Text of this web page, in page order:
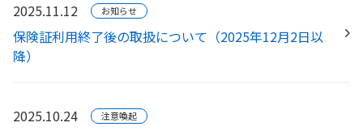
2025.11.12 お知らせ
保険証利用終了後の取扱について（2025年12月2日以
降）
2025.10.24 注意喚起